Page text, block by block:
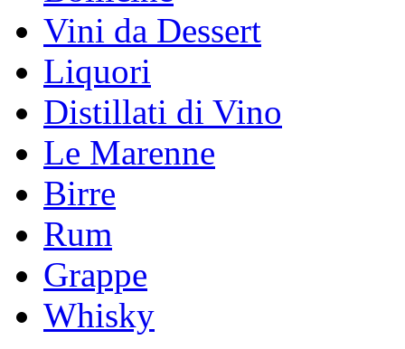
Vini da Dessert
Liquori
Distillati di Vino
Le Marenne
Birre
Rum
Grappe
Whisky